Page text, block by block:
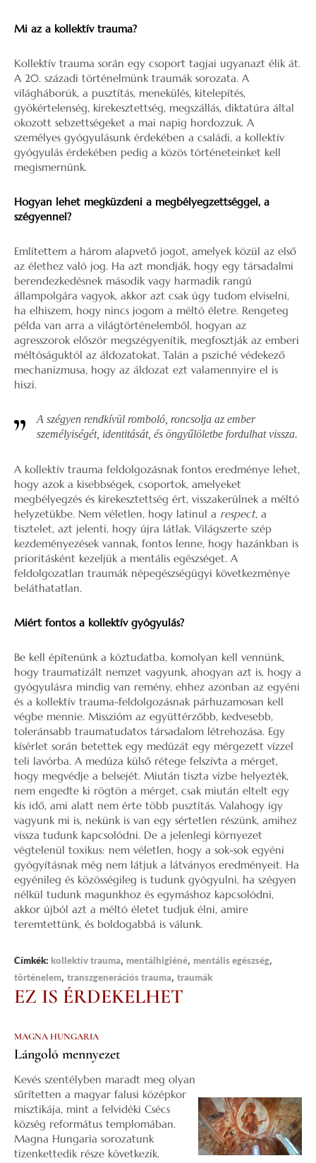
Mi az a kollektív trauma?
Kollektív trauma során egy csoport tagjai ugyanazt élik át.
A 20. századi történelmünk traumák sorozata. A
világháborúk, a pusztítás, menekülés, kitelepítés,
gyökértelenség, kirekesztettség, megszállás, diktatúra által
okozott sebzettségeket a mai napig hordozzuk. A
személyes gyógyulásunk érdekében a családi, a kollektív
gyógyulás érdekében pedig a közös történeteinket kell
megismernünk.
Hogyan lehet megküzdeni a megbélyegzettséggel, a
szégyennel?
Említettem a három alapvető jogot, amelyek közül az első
az élethez való jog. Ha azt mondják, hogy egy társadalmi
berendezkedésnek második vagy harmadik rangú
állampolgára vagyok, akkor azt csak úgy tudom elviselni,
ha elhiszem, hogy nincs jogom a méltó életre. Rengeteg
példa van arra a világtörténelemből, hogyan az
agresszorok először megszégyenítik, megfosztják az emberi
méltóságuktól az áldozatokat. Talán a psziché védekező
mechanizmusa, hogy az áldozat ezt valamennyire el is
hiszi.
A szégyen rendkívül romboló, roncsolja az ember
személyiségét, identitását, és öngyűlöletbe fordulhat vissza.
A kollektív trauma feldolgozásnak fontos eredménye lehet,
hogy azok a kisebbségek, csoportok, amelyeket
megbélyegzés és kirekesztettség ért, visszakerülnek a méltó
helyzetükbe. Nem véletlen, hogy latinul a respect, a
tisztelet, azt jelenti, hogy újra látlak. Világszerte szép
kezdeményezések vannak, fontos lenne, hogy hazánkban is
prioritásként kezeljük a mentális egészséget. A
feldolgozatlan traumák népegészségügyi következménye
beláthatatlan.
Miért fontos a kollektív gyógyulás?
Be kell építenünk a köztudatba, komolyan kell vennünk,
hogy traumatizált nemzet vagyunk, ahogyan azt is, hogy a
gyógyulásra mindig van remény, ehhez azonban az egyéni
és a kollektív trauma-feldolgozásnak párhuzamosan kell
végbe mennie. Misszióm az együttérzőbb, kedvesebb,
toleránsabb traumatudatos társadalom létrehozása. Egy
kísérlet során betettek egy medúzát egy mérgezett vízzel
teli lavórba. A medúza külső rétege felszívta a mérget,
hogy megvédje a belsejét. Miután tiszta vízbe helyezték,
nem engedte ki rögtön a mérget, csak miután eltelt egy
kis idő, ami alatt nem érte több pusztítás. Valahogy így
vagyunk mi is, nekünk is van egy sértetlen részünk, amihez
vissza tudunk kapcsolódni. De a jelenlegi környezet
végtelenül toxikus: nem véletlen, hogy a sok-sok egyéni
gyógyításnak még nem látjuk a látványos eredményeit. Ha
egyénileg és közösségileg is tudunk gyógyulni, ha szégyen
nélkül tudunk magunkhoz és egymáshoz kapcsolódni,
akkor újból azt a méltó életet tudjuk élni, amire
teremtettünk, és boldogabbá is válunk.
Címkék: kollektív trauma, mentálhigiéné, mentális egészség,
történelem, transzgenerációs trauma, traumák
EZ IS ÉRDEKELHET
MAGNA HUNGARIA
Lángoló mennyezet
Kevés szentélyben maradt meg olyan
sűrítetten a magyar falusi középkor
misztikája, mint a felvidéki Csécs
község református templomában.
Magna Hungaria sorozatunk
tizenkettedik része következik.